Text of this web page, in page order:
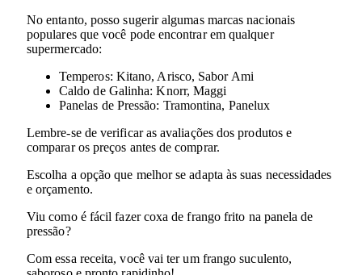
No entanto, posso sugerir algumas marcas nacionais
populares que você pode encontrar em qualquer
supermercado:
Temperos: Kitano, Arisco, Sabor Ami
Caldo de Galinha: Knorr, Maggi
Panelas de Pressão: Tramontina, Panelux
Lembre-se de verificar as avaliações dos produtos e
comparar os preços antes de comprar.
Escolha a opção que melhor se adapta às suas necessidades
e orçamento.
Viu como é fácil fazer coxa de frango frito na panela de
pressão?
Com essa receita, você vai ter um frango suculento,